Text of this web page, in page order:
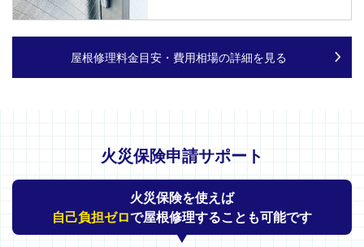
屋根修理料金目安・費用相場の詳細を見る
火災保険申請サポート
火災保険を使えば
自己負担ゼロで屋根修理することも可能です